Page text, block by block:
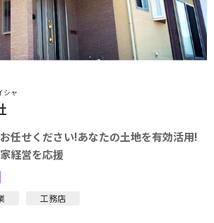
シャ
任せください!あなたの土地を有効活用!
経営を応援
工務店